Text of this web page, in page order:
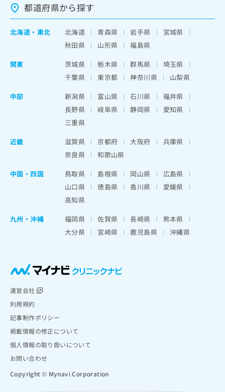
都道府県から探す
北海道 ・ 東北 北海道 青森県 岩手県
宮城県
秋田県
山形県
福島県
関東
茨城県 栃木県 群馬県
埼玉県
千葉県
東京都 神奈川県
山梨県
中部
新潟県 富山県 石川県
福井県
長野県
岐阜県 静岡県
愛知県
三重県
近畿
滋賀県 京都府 大阪府
兵庫県
奈良県
和歌山県
中国・四国
鳥取県 島根県 岡山県
広島県
山口県
徳島県 香川県
愛媛県
高知県
九州・沖縄
福岡県 佐賀県 長崎県
熊本県
大分県
宮崎県 鹿児島県 沖縄県
運営会社
利用規約
記事制作ポリシー
掲載情報の修正について
個人情報の取り扱いについて
お問い合わせ
Copyright © Mynavi Corporation